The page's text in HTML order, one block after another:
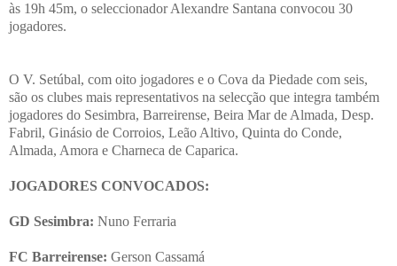
às 19h 45m, o seleccionador Alexandre Santana convocou 30
jogadores.
O V. Setúbal, com oito jogadores e o Cova da Piedade com seis,
são os clubes mais representativos na selecção que integra também
jogadores do Sesimbra, Barreirense, Beira Mar de Almada, Desp.
Fabril, Ginásio de Corroios, Leão Altivo, Quinta do Conde,
Almada, Amora e Charneca de Caparica.
JOGADORES CONVOCADOS:
GD Sesimbra: Nuno Ferraria
FC Barreirense: Gerson Cassamá